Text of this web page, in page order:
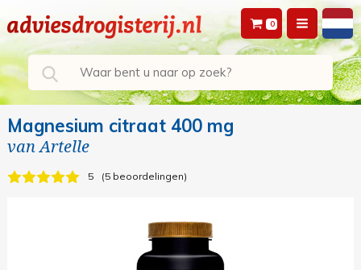
0
Magnesium citraat 400 mg
vanArtelle
5 5 beoordelingen